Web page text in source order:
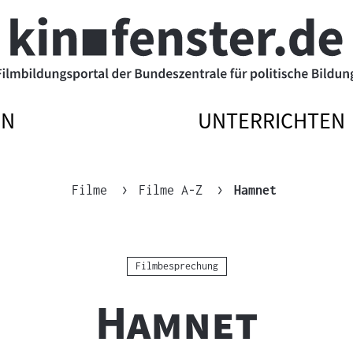
UNTERRICHTEN
Filme Filme A-Z HamnetAktuelle Seite
Kategorie:
Filmbesprechung
"
Hamnet